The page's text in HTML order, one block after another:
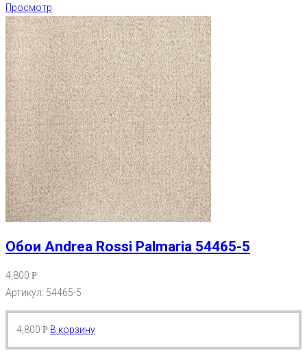
Просмотр
Обои Andrea Rossi Palmaria 54465-5
4,800 Р
Артикул: 54465-5
4,800 Р В корзину